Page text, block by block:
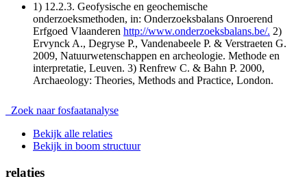
1) 12.2.3. Geofysische en geochemische
onderzoeksmethoden, in: Onderzoeksbalans Onroerend
Erfgoed Vlaanderen http://www.onderzoeksbalans.be/. 2)
Ervynck A., Degryse P., Vandenabeele P. & Verstraeten G.
2009, Natuurwetenschappen en archeologie. Methode en
interpretatie, Leuven. 3) Renfrew C. & Bahn P. 2000,
Archaeology: Theories, Methods and Practice, London.
Zoek naar fosfaatanalyse
Bekijk alle relaties
Bekijk in boom structuur
relaties